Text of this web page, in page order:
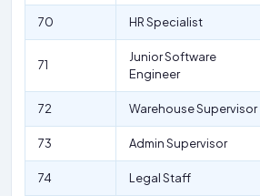
70 HR Specialist
71
Junior Software
Engineer
72 Warehouse Supervisor
73 Admin Supervisor
74 Legal Staff